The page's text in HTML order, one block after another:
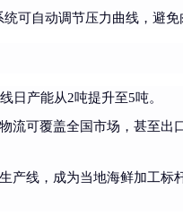
可自动调节压力曲线，避免
日产能从2吨提升至5吨。
流可覆盖全国市场，甚至出
产线，成为当地海鲜加工标